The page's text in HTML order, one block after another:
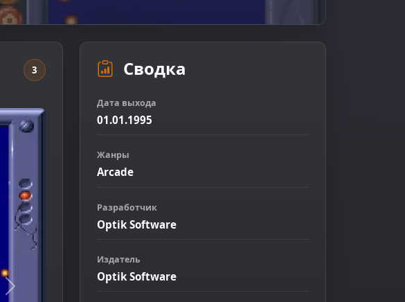
3
Следующее изображение
Сводка
Дата выхода
01.01.1995
Жанры
Arcade
Разработчик
Optik Software
Издатель
Optik Software